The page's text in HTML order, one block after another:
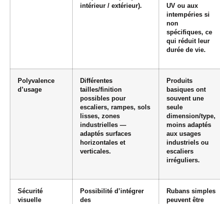
intérieur / extérieur).
UV ou aux
intempéries si
non
spécifiques, ce
qui réduit leur
durée de vie.
Polyvalence
d’usage
Différentes
tailles/finition
possibles pour
escaliers, rampes, sols
lisses, zones
industrielles —
adaptés surfaces
horizontales et
verticales.
Produits
basiques ont
souvent une
seule
dimension/type,
moins adaptés
aux usages
industriels ou
escaliers
irréguliers.
Sécurité
visuelle
Possibilité d’intégrer
des
Rubans simples
peuvent être